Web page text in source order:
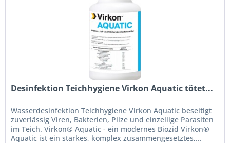
Desinfektion Teichhygiene Virkon Aquatic tötet...
Wasserdesinfektion Teichhygiene Virkon Aquatic beseitigt
zuverlässig Viren, Bakterien, Pilze und einzellige Parasiten
im Teich. Virkon® Aquatic - ein modernes Biozid Virkon®
Aquatic ist ein starkes, komplex zusammengesetztes,...